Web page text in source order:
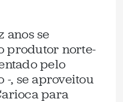
anos se
produtor norte-
pelo
, se aproveitou
para